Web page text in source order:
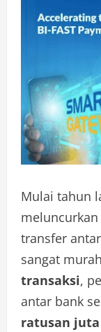
Mulai tahun
meluncurkan
transfer
sangat
transaksi,
antar bank
ratusan